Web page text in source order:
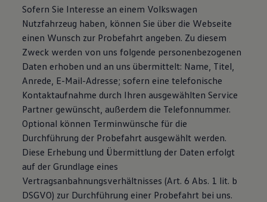
Sofern Sie Interesse an einem Volkswagen
Nutzfahrzeug haben, können Sie über die Webseite
einen Wunsch zur Probefahrt angeben. Zu diesem
Zweck werden von uns folgende personenbezogenen
Daten erhoben und an uns übermittelt: Name, Titel,
Anrede, E-Mail-Adresse; sofern eine telefonische
Kontaktaufnahme durch Ihren ausgewählten Service
Partner gewünscht, außerdem die Telefonnummer.
Optional können Terminwünsche für die
Durchführung der Probefahrt ausgewählt werden.
Diese Erhebung und Übermittlung der Daten erfolgt
auf der Grundlage eines
Vertragsanbahnungsverhältnisses (Art. 6 Abs. 1 lit. b
DSGVO) zur Durchführung einer Probefahrt bei uns.